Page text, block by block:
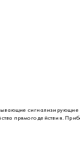
прямого действия.